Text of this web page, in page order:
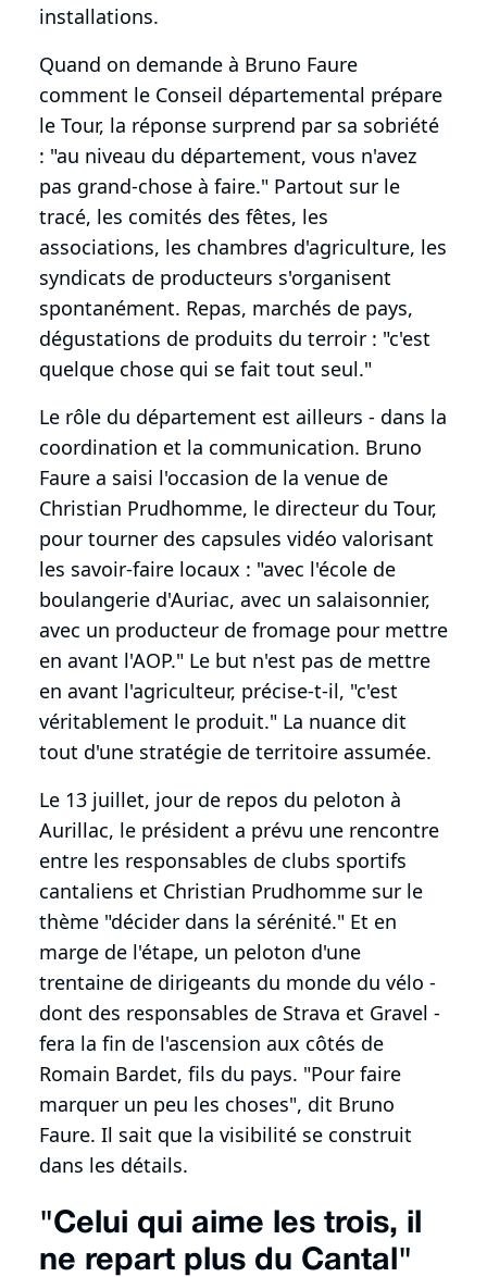
installations.
Quand on demande à Bruno Faure
comment le Conseil départemental prépare
le Tour, la réponse surprend par sa sobriété
: "au niveau du département, vous n'avez
pas grand-chose à faire." Partout sur le
tracé, les comités des fêtes, les
associations, les chambres d'agriculture, les
syndicats de producteurs s'organisent
spontanément. Repas, marchés de pays,
dégustations de produits du terroir : "c'est
quelque chose qui se fait tout seul."
Le rôle du département est ailleurs - dans la
coordination et la communication. Bruno
Faure a saisi l'occasion de la venue de
Christian Prudhomme, le directeur du Tour,
pour tourner des capsules vidéo valorisant
les savoir-faire locaux : "avec l'école de
boulangerie d'Auriac, avec un salaisonnier,
avec un producteur de fromage pour mettre
en avant l'AOP." Le but n'est pas de mettre
en avant l'agriculteur, précise-t-il, "c'est
véritablement le produit." La nuance dit
tout d'une stratégie de territoire assumée.
Le 13 juillet, jour de repos du peloton à
Aurillac, le président a prévu une rencontre
entre les responsables de clubs sportifs
cantaliens et Christian Prudhomme sur le
thème "décider dans la sérénité." Et en
marge de l'étape, un peloton d'une
trentaine de dirigeants du monde du vélo -
dont des responsables de Strava et Gravel -
fera la fin de l'ascension aux côtés de
Romain Bardet, fils du pays. "Pour faire
marquer un peu les choses", dit Bruno
Faure. Il sait que la visibilité se construit
dans les détails.
"Celui qui aime les trois, il
ne repart plus du Cantal"